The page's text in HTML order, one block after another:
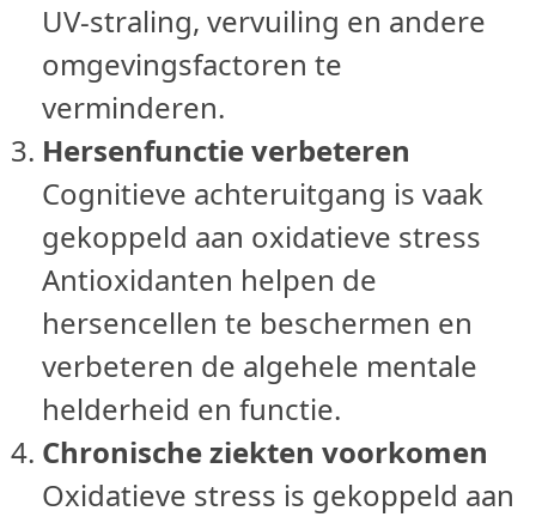
UV-straling, vervuiling en andere
omgevingsfactoren te
verminderen.
Hersenfunctie verbeteren
Cognitieve achteruitgang is vaak
gekoppeld aan oxidatieve stress
Antioxidanten helpen de
hersencellen te beschermen en
verbeteren de algehele mentale
helderheid en functie.
Chronische ziekten voorkomen
Oxidatieve stress is gekoppeld aan